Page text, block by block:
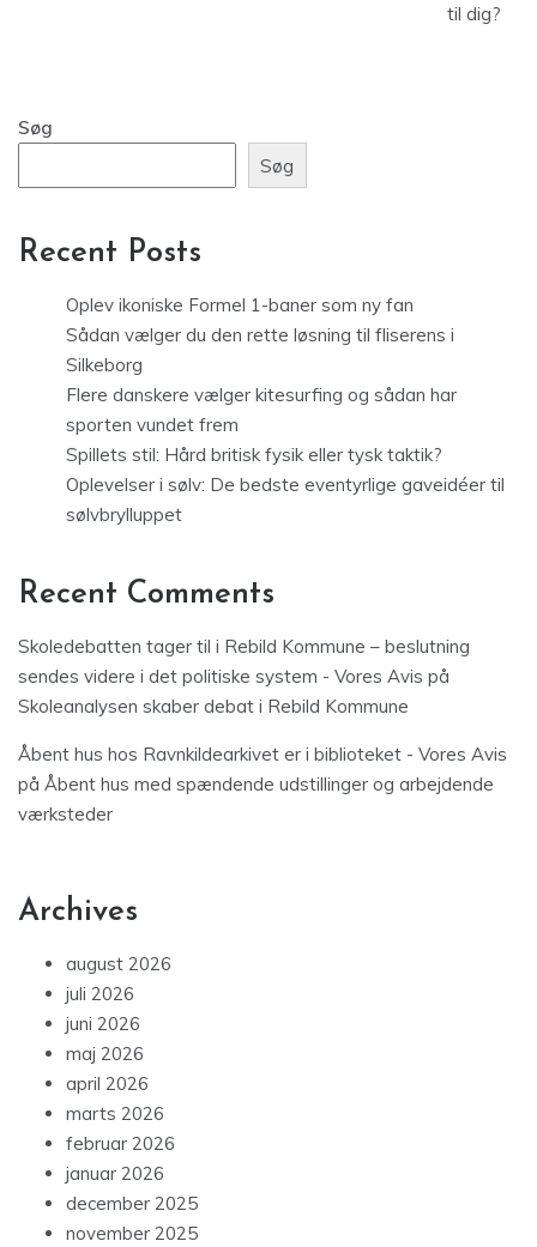
til dig?
Søg
Søg
Recent Posts
Oplev ikoniske Formel 1-baner som ny fan
Sådan vælger du den rette løsning til fliserens i
Silkeborg
Flere danskere vælger kitesurfing og sådan har
sporten vundet frem
Spillets stil: Hård britisk fysik eller tysk taktik?
Oplevelser i sølv: De bedste eventyrlige gaveidéer til
sølvbrylluppet
Recent Comments
Skoledebatten tager til i Rebild Kommune – beslutning
sendes videre i det politiske system - Vores Avis på
Skoleanalysen skaber debat i Rebild Kommune
Åbent hus hos Ravnkildearkivet er i biblioteket - Vores Avis
på Åbent hus med spændende udstillinger og arbejdende
værksteder
Archives
august 2026
juli 2026
juni 2026
maj 2026
april 2026
marts 2026
februar 2026
januar 2026
december 2025
november 2025